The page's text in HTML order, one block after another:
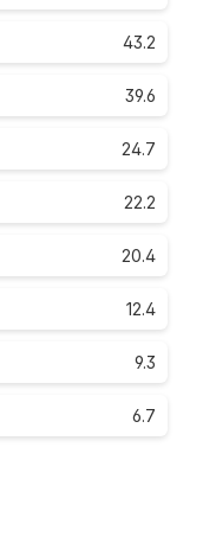
43.2
39.6
24.7
22.2
20.4
12.4
9.3
6.7